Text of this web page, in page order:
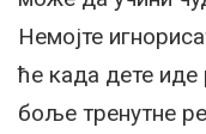
Немојте
ће када дете иде
боље тренутне